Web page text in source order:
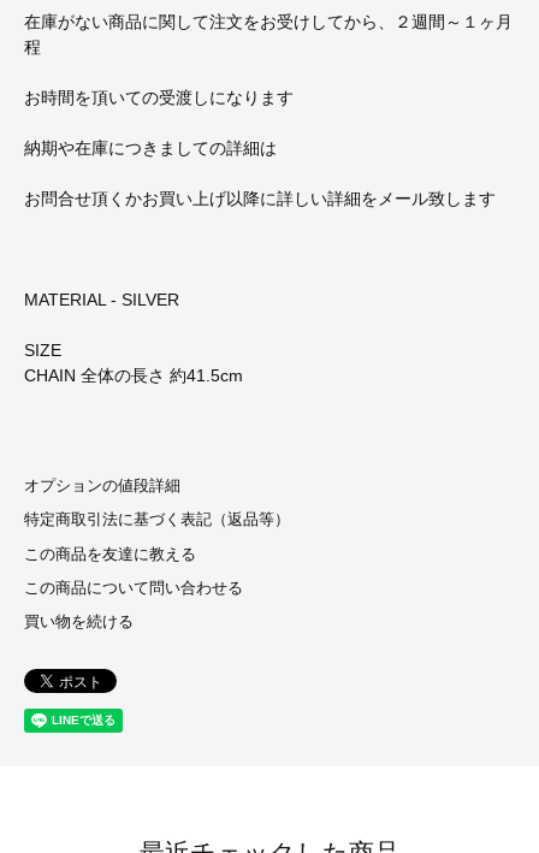
在庫がない商品に関して注文をお受けしてから、２週間～１ヶ月
程
お時間を頂いての受渡しになります
納期や在庫につきましての詳細は
お問合せ頂くかお買い上げ以降に詳しい詳細をメール致します
MATERIAL - SILVER
SIZE
CHAIN 全体の長さ 約41.5cm
オプションの値段詳細
特定商取引法に基づく表記（返品等）
この商品を友達に教える
この商品について問い合わせる
買い物を続ける